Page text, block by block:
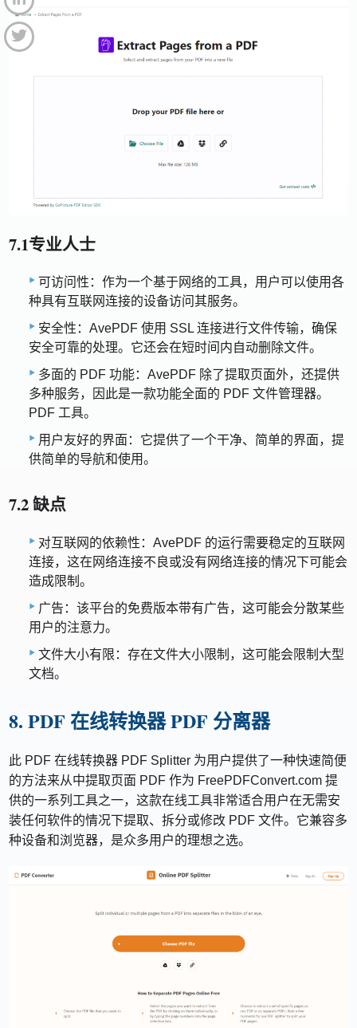
7.1专业人士
可访问性：作为一个基于网络的工具，用户可以使用各
种具有互联网连接的设备访问其服务。
安全性：AvePDF 使用 SSL 连接进行文件传输，确保
安全可靠的处理。它还会在短时间内自动删除文件。
多面的 PDF 功能：AvePDF 除了提取页面外，还提供
多种服务，因此是一款功能全面的 PDF 文件管理器。
PDF 工具。
用户友好的界面：它提供了一个干净、简单的界面，提
供简单的导航和使用。
7.2 缺点
对互联网的依赖性：AvePDF 的运行需要稳定的互联网
连接，这在网络连接不良或没有网络连接的情况下可能会
造成限制。
广告：该平台的免费版本带有广告，这可能会分散某些
用户的注意力。
文件大小有限：存在文件大小限制，这可能会限制大型
文档。
8. PDF 在线转换器 PDF 分离器
此 PDF 在线转换器 PDF Splitter 为用户提供了一种快速简便
的方法来从中提取页面 PDF 作为 FreePDFConvert.com 提
供的一系列工具之一，这款在线工具非常适合用户在无需安
装任何软件的情况下提取、拆分或修改 PDF 文件。它兼容多
种设备和浏览器，是众多用户的理想之选。